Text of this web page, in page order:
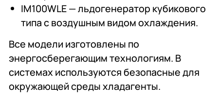
IM100WLE — льдогенератор кубикового
типа с воздушным видом охлаждения.
Все модели изготовлены по
энергосберегающим технологиям. В
системах используются безопасные для
окружающей среды хладагенты.